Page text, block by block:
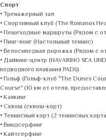
Спорт
• Тренажерный зал
• Спортивный клуб (The Romanos
• Пешеходные маршруты (Рядом с
• Пинг-понг (Настольный теннис)
• Велосипедная дорожка (Рядом с
• Дайвинг-центр (NAVARINO SEA
подводного плавания PADI))
• Гольф (Гольф-клуб "The Dunes
Course" (10 км от отеля,
• Каякинг
• Сквош (сквош-корт)
• Теннисный корт (2 теннисных
• Виндсерфинг
• Кайтсерфинг